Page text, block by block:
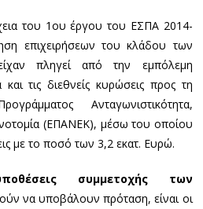
του 1ου έργου του ΕΣΠΑ 2014-
επιχειρήσεων του κλάδου των
πληγεί από την εμπόλεμη
τις διεθνείς κυρώσεις προς τη
Ανταγωνιστικότητα,
(ΕΠΑΝΕΚ), μέσω του οποίου
με το ποσό των 3,2 εκατ. Ευρώ.
συμμετοχής των
να υποβάλουν πρόταση, είναι οι